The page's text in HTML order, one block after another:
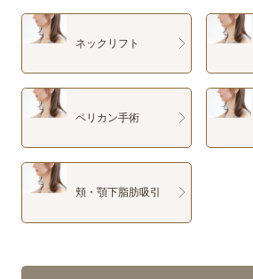
ネックリフト
ペリカン手術
頬・顎下脂肪吸引